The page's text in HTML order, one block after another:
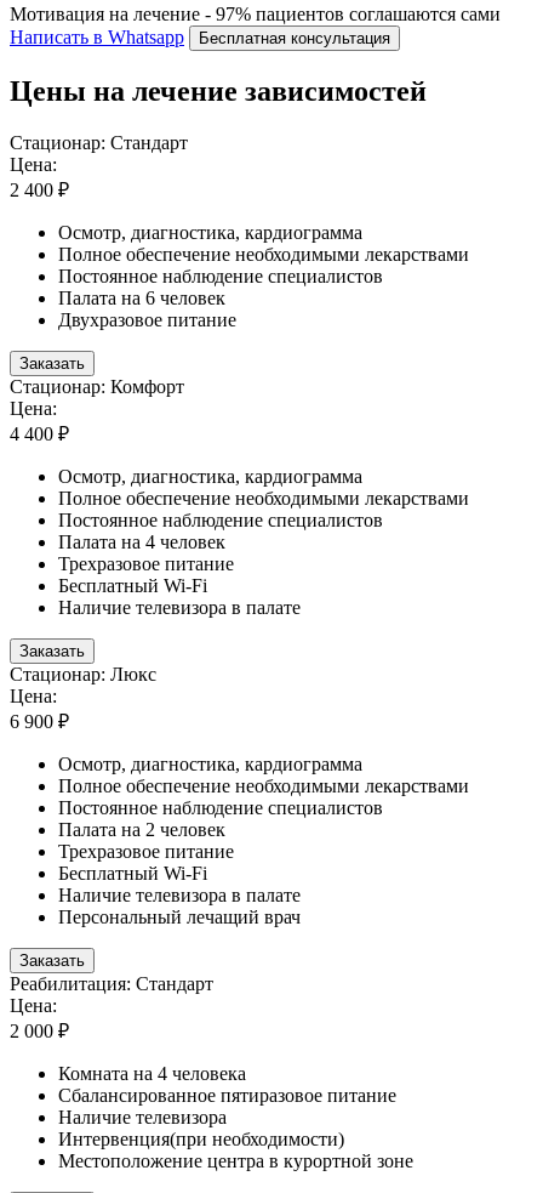
Мотивация на лечение - 97% пациентов соглашаются сами
Написать в Whatsapp
Бесплатная консультация
Цены на лечение зависимостей
Стационар: Стандарт
Цена:
2 400 ₽
Осмотр, диагностика, кардиограмма
Полное обеспечение необходимыми лекарствами
Постоянное наблюдение специалистов
Палата на 6 человек
Двухразовое питание
Заказать
Стационар: Комфорт
Цена:
4 400 ₽
Осмотр, диагностика, кардиограмма
Полное обеспечение необходимыми лекарствами
Постоянное наблюдение специалистов
Палата на 4 человек
Трехразовое питание
Бесплатный Wi-Fi
Наличие телевизора в палате
Заказать
Стационар: Люкс
Цена:
6 900 ₽
Осмотр, диагностика, кардиограмма
Полное обеспечение необходимыми лекарствами
Постоянное наблюдение специалистов
Палата на 2 человек
Трехразовое питание
Бесплатный Wi-Fi
Наличие телевизора в палате
Персональный лечащий врач
Заказать
Реабилитация: Стандарт
Цена:
2 000 ₽
Комната на 4 человека
Сбалансированное пятиразовое питание
Наличие телевизора
Интервенция(при необходимости)
Местоположение центра в курортной зоне